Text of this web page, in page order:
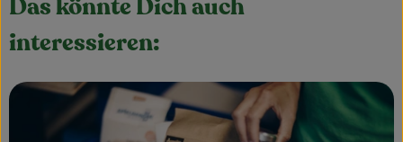
Das könnte Dich auch
interessieren: